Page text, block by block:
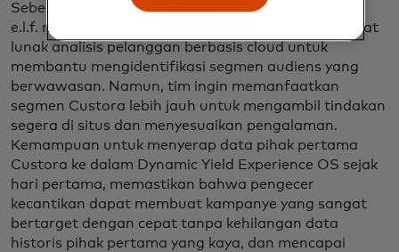
Sebelum mengintegrasikan dengan Dynamic Yield,
e.l.f. menggunakan Custora dari Amperity, perangkat
lunak analisis pelanggan berbasis cloud untuk
membantu mengidentifikasi segmen audiens yang
berwawasan. Namun, tim ingin memanfaatkan
segmen Custora lebih jauh untuk mengambil tindakan
segera di situs dan menyesuaikan pengalaman.
Kemampuan untuk menyerap data pihak pertama
Custora ke dalam Dynamic Yield Experience OS sejak
hari pertama, memastikan bahwa pengecer
kecantikan dapat membuat kampanye yang sangat
bertarget dengan cepat tanpa kehilangan data
historis pihak pertama yang kaya, dan mencapai